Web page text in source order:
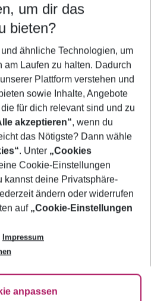
5-8 Nächte
anzeigen
um dir das
bieten?
ähnliche Technologien, um
am Laufen zu halten. Dadurch
Plattform verstehen und
sowie Inhalte, Angebote
für dich relevant sind und zu
akzeptieren“, wenn du
das Nötigste? Dann wähle
. Unter „Cookies
Cookie-Einstellungen
kannst deine Privatsphäre-
ändern oder widerrufen
auf „Cookie-Einstellungen
Impressum
anpassen